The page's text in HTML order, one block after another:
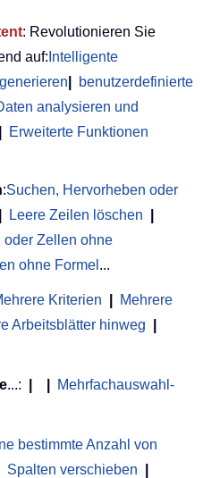
: Revolutionieren Sie
auf: Intelligente
benutzerdefinierte
analysieren und
Erweiterte Funktionen
:Suchen, Hervorheben oder
Leere Zeilen löschen
oder Zellen ohne
ohne Formel ...
Kriterien
Mehrere
Arbeitsblätter hinweg
...:
Mehrfachauswahl-
bestimmte Anzahl von
Spalten verschieben